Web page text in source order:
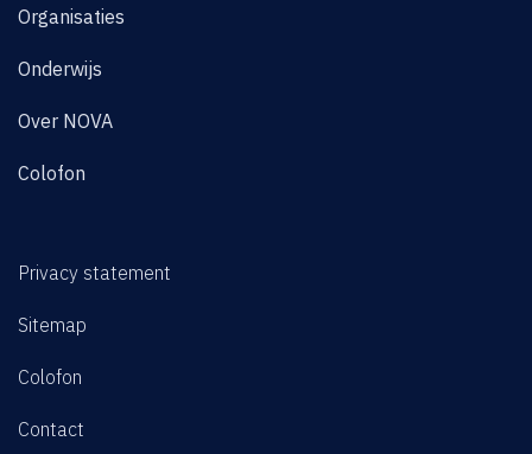
Organisaties
Onderwijs
Over NOVA
Colofon
Privacy statement
Sitemap
Colofon
Contact